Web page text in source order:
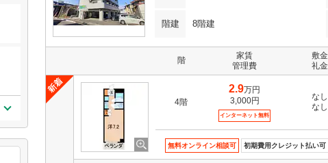
階建 8階建
階
家賃
管理費
敷金
礼金
4階
2.9万円
3,000円
インターネット無料
なし
なし
無料オンライン相談可 初期費用クレジット払い可